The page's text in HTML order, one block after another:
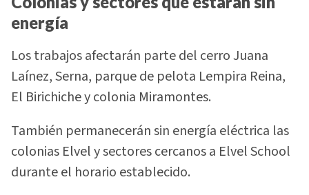
energía
Los trabajos afectarán parte del cerro Juana
Laínez, Serna, parque de pelota Lempira Reina,
El Birichiche y colonia Miramontes.
También permanecerán sin energía eléctrica las
colonias Elvel y sectores cercanos a Elvel School
durante el horario establecido.